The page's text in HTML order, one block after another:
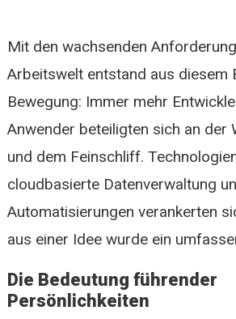
Mit den wachsenden
Arbeitswelt entstand aus diesem
Bewegung: Immer mehr
Anwender beteiligten sich an der
und dem Feinschliff.
cloudbasierte Datenverwaltung
Automatisierungen verankerten
aus einer Idee wurde ein
Die Bedeutung führender
Persönlichkeiten